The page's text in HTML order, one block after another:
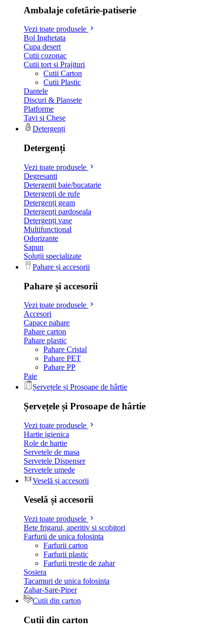
Ambalaje cofetărie-patiserie
Vezi toate produsele
Bol Inghetata
Cupa desert
Cutii cozonac
Cutii tort si Prajituri
Cutii Carton
Cutii Plastic
Dantele
Discuri & Plansete
Platforme
Tavi si Chese
Detergenți
Detergenți
Vezi toate produsele
Degresanti
Detergenți baie/bucatarie
Detergenți de rufe
Detergenți geam
Detergenți pardoseala
Detergenți vase
Multifunctional
Odorizante
Sapun
Soluții specializate
Pahare și accesorii
Pahare și accesorii
Vezi toate produsele
Accesori
Capace pahare
Pahare carton
Pahare plastic
Pahare Cristal
Pahare PET
Pahare PP
Paie
Șervețele și Prosoape de hârtie
Șervețele și Prosoape de hârtie
Vezi toate produsele
Hartie igienica
Role de hartie
Servetele de masa
Servetele Dispenser
Servetele umede
Veselă și accesorii
Veselă și accesorii
Vezi toate produsele
Bete frigarui, aperitiv si scobitori
Farfurii de unica folosinta
Farfurii carton
Farfurii plastic
Farfurii trestie de zahar
Sosiera
Tacamuri de unica folosinta
Zahar-Sare-Piper
Cutii din carton
Cutii din carton